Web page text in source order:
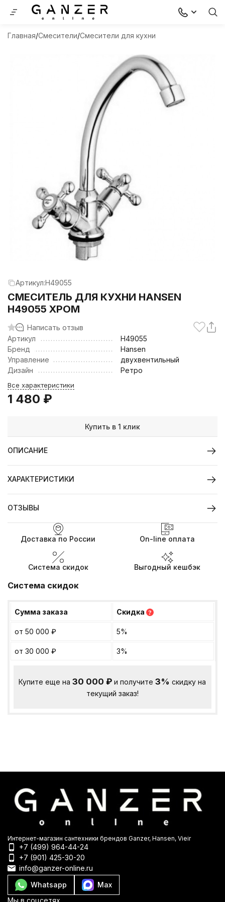
Главная Смесители Смесители для кухни
Артикул:H49055
CМЕСИТЕЛЬ ДЛЯ КУХНИ HANSEN
H49055 ХРОМ
Написать отзыв
Артикул
H49055
Бренд
Hansen
Управление
двухвентильный
Дизайн
Ретро
Все характеристики
1 480 ₽
Купить в 1 клик
ОПИСАНИЕ
ХАРАКТЕРИСТИКИ
ОТЗЫВЫ
Доставка по России On-line оплата
Система скидок Выгодный кешбэк
Система скидок
Сумма заказа Скидка ?
от 50 000 ₽ 5%
от 30 000 ₽ 3%
Купите еще на30 000₽ и получите3% скидку на
текущий заказ!
Интернет-магазин сантехники брендов Ganzer, Hansen, Vieir
+7 (499) 964-44-24
+7 (901) 425-30-20
info@ganzer-online.ru
Whatsapp
Max
Мы в соцсетях